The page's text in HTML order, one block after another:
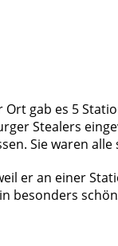
gab es 5
Stealers
Sie waren
er an einer
besonders